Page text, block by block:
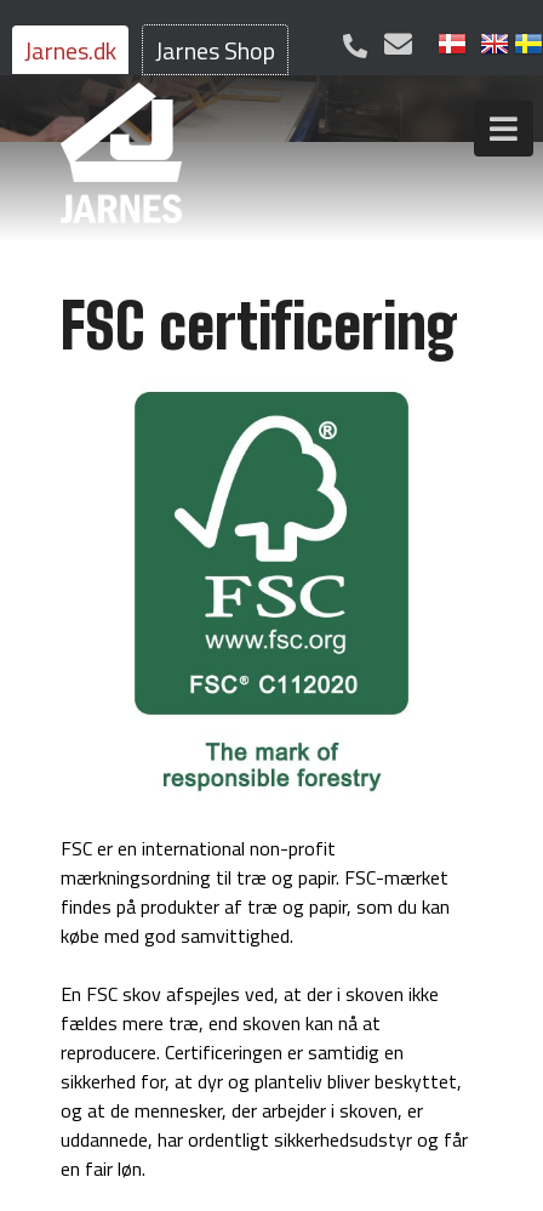
Jarnes.dk Jarnes Shop
FSC certificering
FSC er en international non-profit
mærkningsordning til træ og papir. FSC-mærket
findes på produkter af træ og papir, som du kan
købe med god samvittighed.
En FSC skov afspejles ved, at der i skoven ikke
fældes mere træ, end skoven kan nå at
reproducere. Certificeringen er samtidig en
sikkerhed for, at dyr og planteliv bliver beskyttet,
og at de mennesker, der arbejder i skoven, er
uddannede, har ordentligt sikkerhedsudstyr og får
en fair løn.